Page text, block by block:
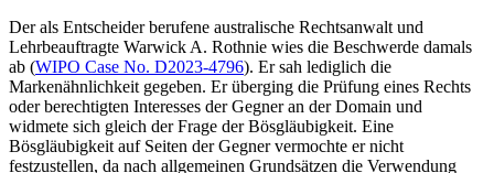
Der als Entscheider berufene australische Rechtsanwalt und
Lehrbeauftragte Warwick A. Rothnie wies die Beschwerde damals
ab (WIPO Case No. D2023-4796). Er sah lediglich die
Markenähnlichkeit gegeben. Er überging die Prüfung eines Rechts
oder berechtigten Interesses der Gegner an der Domain und
widmete sich gleich der Frage der Bösgläubigkeit. Eine
Bösgläubigkeit auf Seiten der Gegner vermochte er nicht
festzustellen, da nach allgemeinen Grundsätzen die Verwendung